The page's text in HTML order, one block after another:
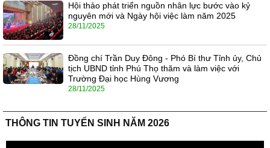
Hội thảo phát triển nguồn nhân lực bước vào kỷ
nguyên mới và Ngày hội việc làm năm 2025
28/11/2025
Đồng chí Trần Duy Đông - Phó Bí thư Tỉnh ủy, Chủ
tịch UBND tỉnh Phú Thọ thăm và làm việc với
Trường Đại học Hùng Vương
28/11/2025
THÔNG TIN TUYỂN SINH NĂM 2026